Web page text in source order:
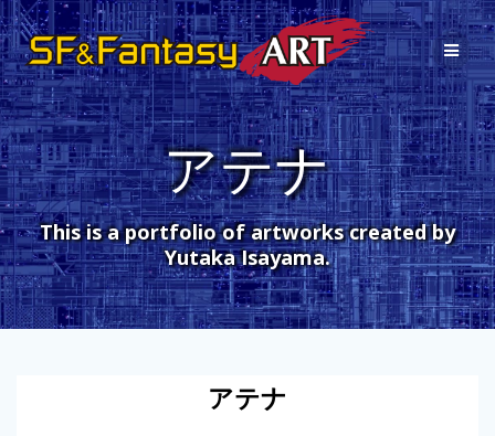
コ
ン
テ
ン
ツ
へ
ス
キ
ッ
プ
アテナ
This is a portfolio of artworks created by
Yutaka Isayama.
アテナ